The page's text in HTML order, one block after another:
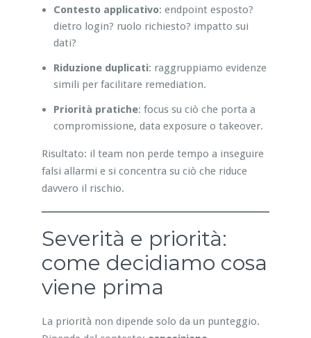
Contesto applicativo: endpoint esposto?
dietro login? ruolo richiesto? impatto sui
dati?
Riduzione duplicati: raggruppiamo evidenze
simili per facilitare remediation.
Priorità pratiche: focus su ciò che porta a
compromissione, data exposure o takeover.
Risultato: il team non perde tempo a inseguire
falsi allarmi e si concentra su ciò che riduce
davvero il rischio.
Severità e priorità:
come decidiamo cosa
viene prima
La priorità non dipende solo da un punteggio.